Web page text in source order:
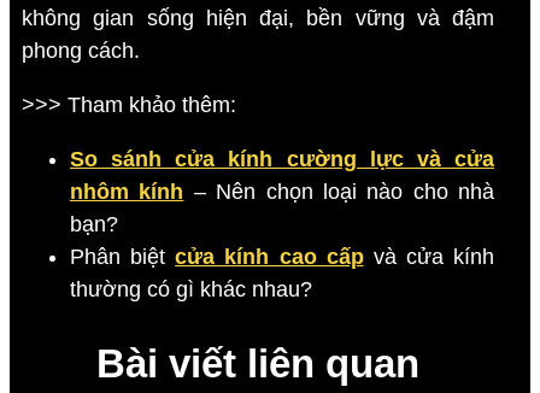
không gian sống hiện đại, bền vững và đậm
phong cách.
>>> Tham khảo thêm:
So sánh cửa kính cường lực và cửa
nhôm kính – Nên chọn loại nào cho nhà
bạn?
Phân biệtcửa kính cao cấpvà cửa kính
thường có gì khác nhau?
Bài viết liên quan